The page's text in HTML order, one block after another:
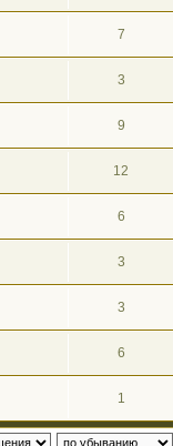
7
3
9
12
6
3
3
6
1